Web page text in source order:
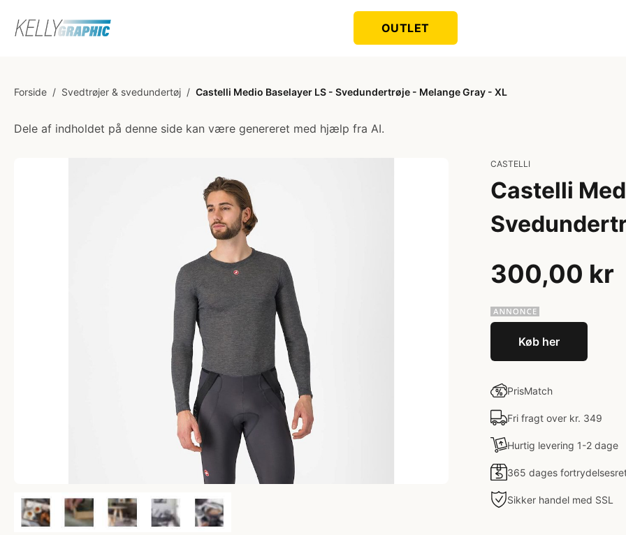
OUTLET
Forside / Svedtrøjer & svedundertøj / Castelli Medio Baselayer LS - Svedundertrøje - Melange Gray - XL
Dele af indholdet på denne side kan være genereret med hjælp fra AI.
CASTELLI
Castelli
300,00 kr
Køb her
PrisMatch
Fri fragt over kr. 349
Hurtig levering 1-2 dage
365 dages
Sikker handel med SSL